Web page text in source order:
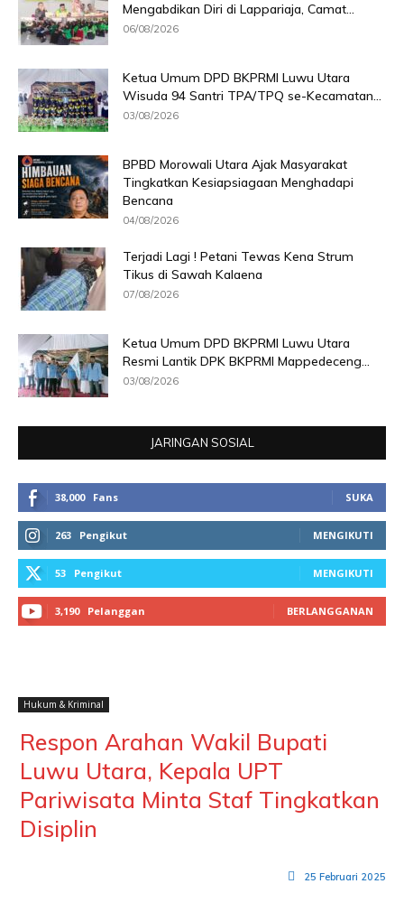
Mengabdikan Diri di Lappariaja, Camat...
06/08/2026
Ketua Umum DPD BKPRMI Luwu Utara
Wisuda 94 Santri TPA/TPQ se-Kecamatan...
03/08/2026
BPBD Morowali Utara Ajak Masyarakat
Tingkatkan Kesiapsiagaan Menghadapi
Bencana
04/08/2026
Terjadi Lagi ! Petani Tewas Kena Strum
Tikus di Sawah Kalaena
07/08/2026
Ketua Umum DPD BKPRMI Luwu Utara
Resmi Lantik DPK BKPRMI Mappedeceng...
03/08/2026
JARINGAN SOSIAL
38,000 Fans SUKA
263 Pengikut MENGIKUTI
53 Pengikut MENGIKUTI
3,190 Pelanggan BERLANGGANAN